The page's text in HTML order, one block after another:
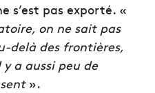
s’est pas exporté. «
on ne sait pas
delà des frontières,
a aussi peu de
».